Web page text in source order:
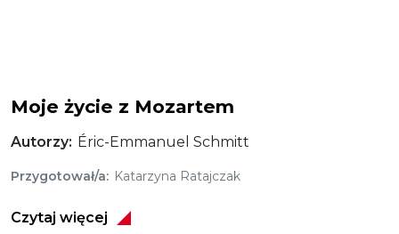
Moje życie z Mozartem
Autorzy Éric-Emmanuel Schmitt
Przygotował/a Katarzyna Ratajczak
Czytaj więcej